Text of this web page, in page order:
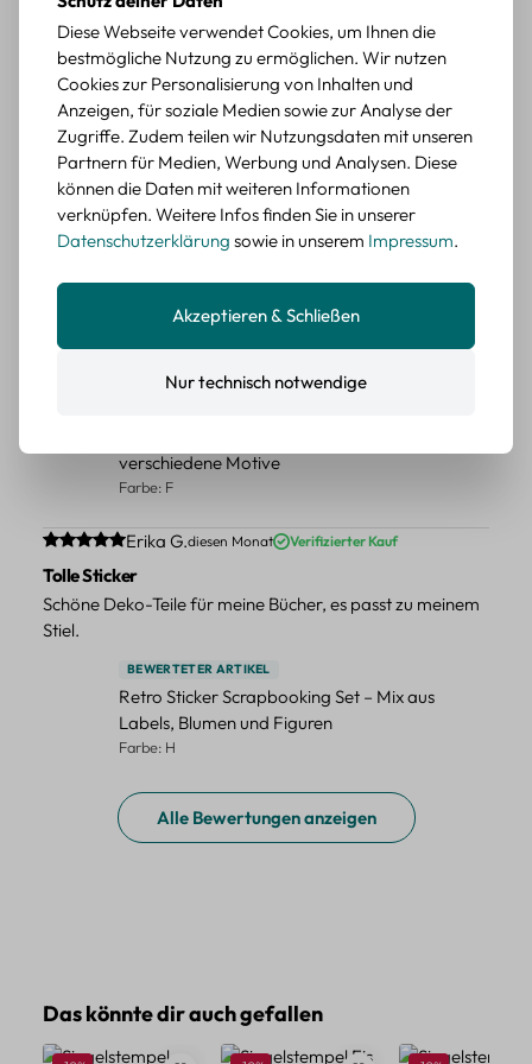
Durchschnittliche Bewertung von 5 von 5 Sternen
Erika G. diesen Monat Verifizierter Kauf
Schöne Motive
Tolle Motive, Briefmarken gehen zu vielen Projekten,
würde sie wieder kaufen.
BEWERTETER ARTIKEL
Retro Briefmarken Sticker Set – 45 Papier-
Sticker mit Wald- und Tiermotiven
Durchschnittliche Bewertung von 5 von 5 Sternen
Erika G.diesen Monat Verifizierter Kauf
Die Sticker passen gut zu meinen Büchern, würde sie
verschiedene Motive
Farbe: F
Durchschnittliche Bewertung von 5 von 5 Sternen
Erika G.diesen Monat Verifizierter Kauf
Tolle Sticker
Schöne Deko-Teile für meine Bücher, es passt zu meinem
Stiel.
BEWERTETER ARTIKEL
Retro Sticker Scrapbooking Set – Mix aus
Labels, Blumen und Figuren
Farbe: H
Alle Bewertungen anzeigen
Produktgalerie überspringen
Das könnte dir auch gefallen
Diese Webseite verwendet Cookies, um Ihnen die
bestmögliche Nutzung zu ermöglichen. Wir nutzen
Cookies zur Personalisierung von Inhalten und
Anzeigen, für soziale Medien sowie zur Analyse der
Zugriffe. Zudem teilen wir Nutzungsdaten mit unseren
Partnern für Medien, Werbung und Analysen. Diese
können die Daten mit weiteren Informationen
verknüpfen. Weitere Infos finden Sie in unserer
Datenschutzerklärung sowie in unserem Impressum.
Nur technisch notwendige
Akzeptieren & Schließen